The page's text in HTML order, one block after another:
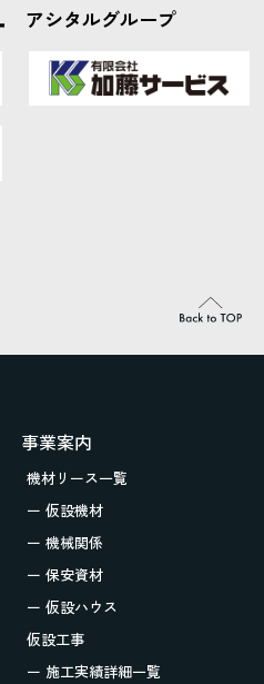
アシタルグループ
事業案内
機材リース一覧
ー 仮設機材
ー 機械関係
ー 保安資材
ー 仮設ハウス
仮設工事
ー 施工実績詳細一覧